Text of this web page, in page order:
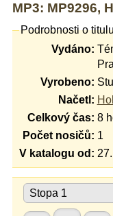
MP3: MP9296,
Podrobnosti o
Vydáno:
Vyrobeno:
Načetl:
Celkový čas: 8
Počet nosičů: 1
V katalogu od:
Stopa 1